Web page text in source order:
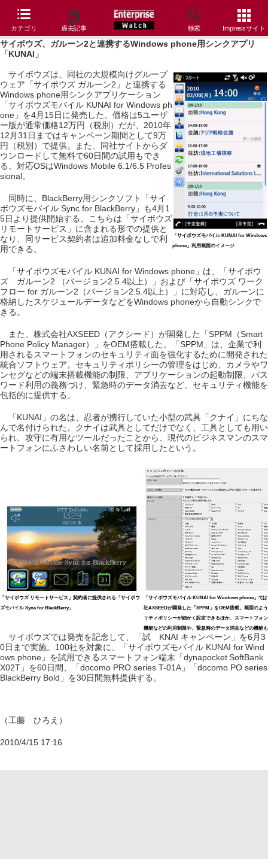
カテゴリ 過去記事 検索 Impressサイト
サイボウズ、ガルーン2と連携するWindows phone用シンクアプリ
「KUNAI」
「サイボウズモバイル KUNAI for Windows
phone」利用画面のイメージ
サイボウズは、同社の大規模向けグループ
ウェア「サイボウズ ガルーン2」と連携する
Windows phone用シンクアプリケーション
「サイボウズモバイル KUNAI for Windows ph
one」を4月15日に発売した。価格は5ユーザ
ー版が通常価格12万円（税別）だが、2010年
12月31日まではキャンペーン期間として9万
円（税別）で提供。また、同社サイトからダ
ウンロードして無料で60日間の試用もでき
る。対応OSはWindows Mobile 6.1/6.5 Profes
sional。
同時に、BlackBerry用シンクソフト「サイ
ボウズモバイル Sync for BlackBerry」も4月1
5日より提供開始する。こちらは「サイボウズ
リモートサービス」に含まれる形での提供と
なり、同サービス契約者は追加料金なしで利
用できる。
「サイボウズモバイル KUNAI for Windows phone」は、「サイボウ
ズ ガルーン2 （バージョン2.5.4以上）」および「サイボウズ ワーク
フロー for ガルーン2（バージョン2.5.4以上）」に対応し、ガルーンに
格納したスケジュールデータなどをWindows phoneから自動シンクで
きる。
また、株式会社AXSEED（アクシード）が開発した「SPPM（Smart
Phone Policy Manager）」をOEM搭載した。「SPPM」は、企業で利
用されるスマートフォンのセキュリティ面を強化するために開発された
統合ソフトウェア。セキュリティポリシーの管理をはじめ、カメラやワ
ンセグなどの端末搭載機能の制限、アプリケーションの起動制限、パス
ワード利用の義務づけ、緊急時のデータ消去など、セキュリティ機能を
包括的に提供する。
「KUNAI」の名は、忍者が携行していた小型の武具「クナイ」にちな
んで名付けられた。クナイは武具としてだけでなく、工具としても用い
られ、攻守に有用なツールだったことから、現代のビジネスマンのスマ
ートフォンにふさわしい名前として採用したという。
「サイボウズ リモートサービス」契約者に提供される「サイボウ
ズモバイル Sync for BlackBerry」
「サイボウズモバイル KUNAI for Windows phone」で
社AXSEEDが開発した「SPPM」をOEM搭載。画面のよ
リティポリシーが細かく設定できるほか、スマートフォ
機能などの利用制限や、緊急時のデータ消去などの機能
サイボウズでは発売を記念して、「試 KNAI キャンペーン」を6月3
0日まで実施。100社を対象に、「サイボウズモバイル KUNAI for Wind
ows phone」を試用できるスマートフォン端末「dynapocket SoftBank
X02T」を60日間、「docomo PRO series T-01A」「docomo PO series
BlackBerry Bold」を30日間無料提供する。
（工藤 ひろえ）
2010/4/15 17:16